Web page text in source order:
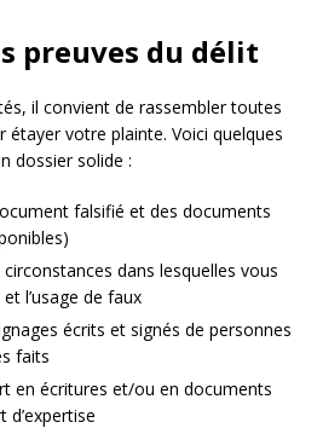
preuves du délit
il convient de rassembler toutes
étayer votre plainte. Voici quelques
dossier solide :
falsifié et des documents
dans lesquelles vous
l’usage de faux
écrits et signés de personnes
faits
en écritures et/ou en documents